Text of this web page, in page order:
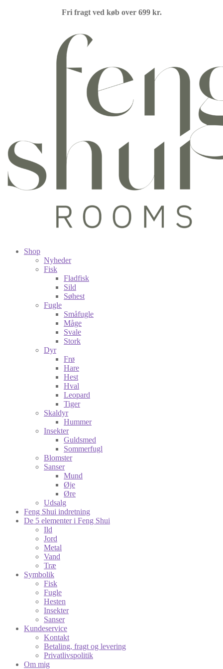
Fri fragt ved køb over 699 kr.
Shop
Nyheder
Fisk
Fladfisk
Sild
Søhest
Fugle
Småfugle
Måge
Svale
Stork
Dyr
Frø
Hare
Hest
Hval
Leopard
Tiger
Skaldyr
Hummer
Insekter
Guldsmed
Sommerfugl
Blomster
Sanser
Mund
Øje
Øre
Udsalg
Feng Shui indretning
De 5 elementer i Feng Shui
Ild
Jord
Metal
Vand
Træ
Symbolik
Fisk
Fugle
Hesten
Insekter
Sanser
Kundeservice
Kontakt
Betaling, fragt og levering
Privatlivspolitik
Om mig